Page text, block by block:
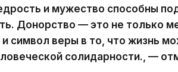
и мужество способны
Донорство — это не только
и символ веры в то, что жизнь
солидарности., —